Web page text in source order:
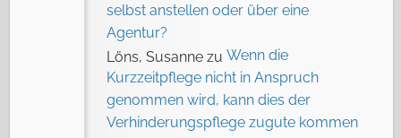
selbst anstellen oder über eine
Agentur?
Löns, Susanne zu Wenn die
Kurzzeitpflege nicht in Anspruch
genommen wird, kann dies der
Verhinderungspflege zugute kommen